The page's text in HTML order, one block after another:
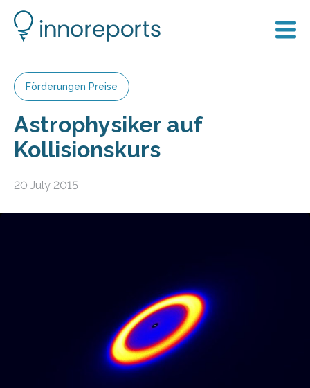
Förderungen Preise
Astrophysiker auf
Kollisionskurs
20 July 2015